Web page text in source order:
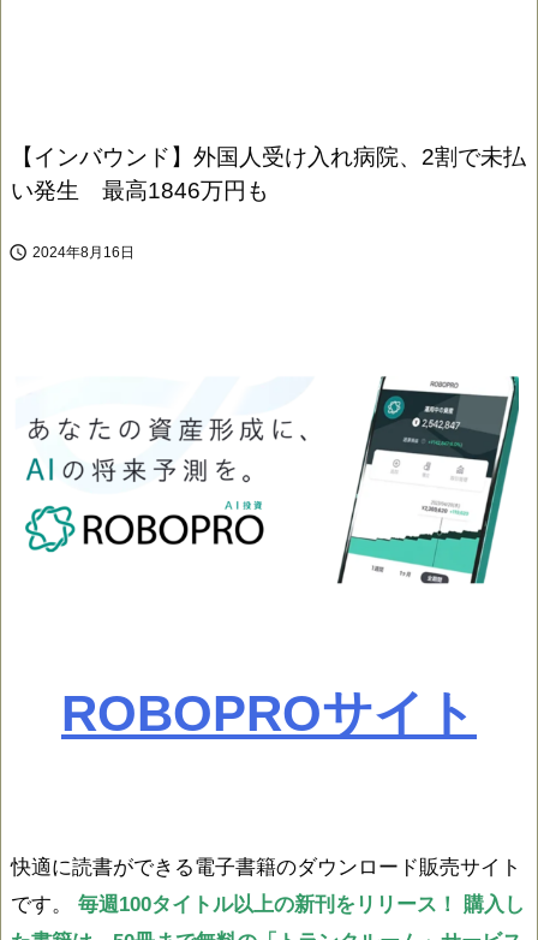
【インバウンド】外国人受け入れ病院、2割で未払
い発生 最高1846万円も
 2024年8月16日
ROBOPROサイト
快適に読書ができる電子書籍のダウンロード販売サイト
です。 毎週100タイトル以上の新刊をリリース！
購入し